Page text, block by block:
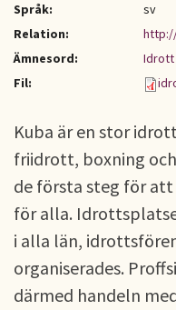
Språk:
sv
Relation:
Ämnesord:
Idrott
Fil:
Kuba är en stor
friidrott, boxning
de första steg för
för alla.
i alla län,
organiserades.
därmed handeln